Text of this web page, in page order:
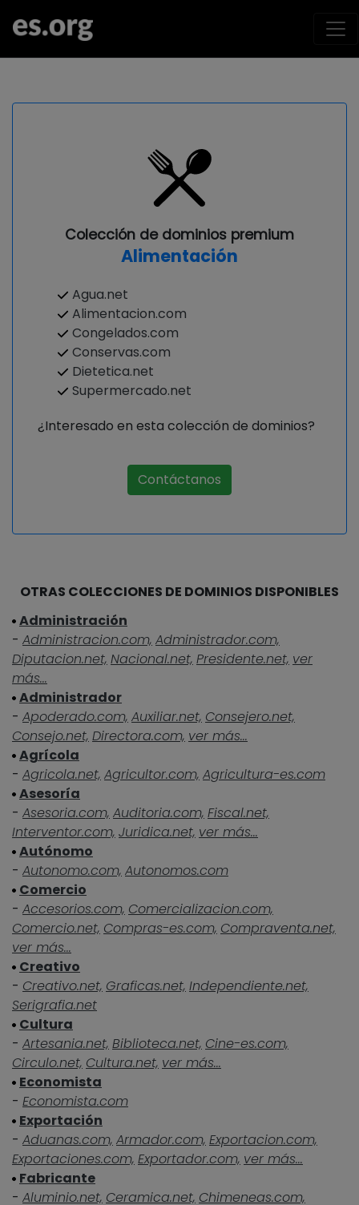
Colección de dominios premium
Alimentación
Agua.net
Alimentacion.com
Congelados.com
Conservas.com
Dietetica.net
Supermercado.net
¿Interesado en esta colección de dominios?
Contáctanos
OTRAS COLECCIONES DE DOMINIOS DISPONIBLES
Administración
- Administracion.com, Administrador.com,
Diputacion.net, Nacional.net, Presidente.net, ver
más...
Administrador
- Apoderado.com, Auxiliar.net, Consejero.net,
Consejo.net, Directora.com, ver más...
Agrícola
- Agricola.net, Agricultor.com, Agricultura-es.com
Asesoría
- Asesoria.com, Auditoria.com, Fiscal.net,
Interventor.com, Juridica.net, ver más...
Autónomo
- Autonomo.com, Autonomos.com
Comercio
- Accesorios.com, Comercializacion.com,
Comercio.net, Compras-es.com, Compraventa.net,
ver más...
Creativo
- Creativo.net, Graficas.net, Independiente.net,
Serigrafia.net
Cultura
- Artesania.net, Biblioteca.net, Cine-es.com,
Circulo.net, Cultura.net, ver más...
Economista
- Economista.com
Exportación
- Aduanas.com, Armador.com, Exportacion.com,
Exportaciones.com, Exportador.com, ver más...
Fabricante
- Aluminio.net, Ceramica.net, Chimeneas.com,